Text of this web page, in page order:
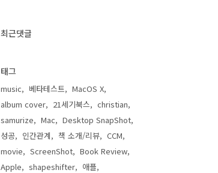
최근댓글
태그
music 베타테스트
MacOS X
album cover
21세기북스
christian
samurize
Mac
Desktop SnapShot
성공
인간관계 책 소개/리뷰
CCM
movie
ScreenShot
Book Review
Apple
shapeshifter
애플